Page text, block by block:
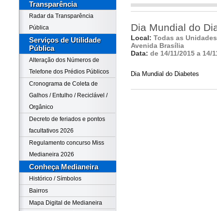
Transparência
Radar da Transparência
Pública
Serviços de Utilidade
Pública
Alteração dos Números de
Telefone dos Prédios Públicos
Cronograma de Coleta de
Galhos / Entulho / Reciclável /
Orgânico
Decreto de feriados e pontos
facultativos 2026
Regulamento concurso Miss
Medianeira 2026
Conheça Medianeira
Histórico / Símbolos
Bairros
Mapa Digital de Medianeira
Dia Mundial do
Local: Todas as
Avenida Brasília
Data: de 14/11/2015 a 14/
Dia Mundial do Diabetes